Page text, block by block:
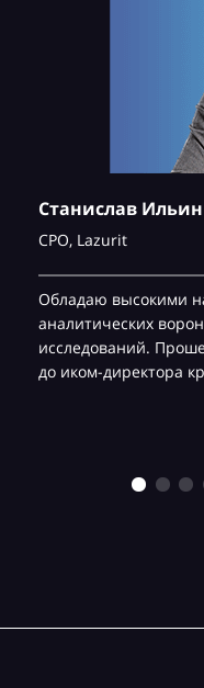
Станислав Ильин
CPO, Lazurit
Обладаю высокими
аналитических
исследований.
до иком-директора